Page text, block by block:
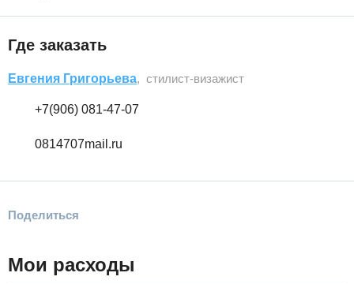
Где заказать
Евгения Григорьева, стилист-визажист
+7(906) 081-47-07
0814707mail.ru
Поделиться
Мои расходы